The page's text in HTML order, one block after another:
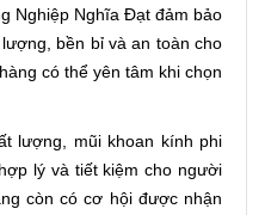
Nghiệp Nghĩa Đạt đảm bảo
bền bỉ và an toàn cho
có thể yên tâm khi chọn
lượng, mũi khoan kính phi
lý và tiết kiệm cho người
còn có cơ hội được nhận